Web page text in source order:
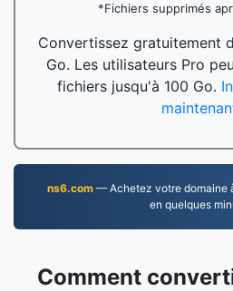
*Fichiers supprimés
Convertissez gratuitement
Go. Les utilisateurs Pro
fichiers jusqu'à 100 Go.
ns6.com — Achetez votre domaine
en quelques
Comment